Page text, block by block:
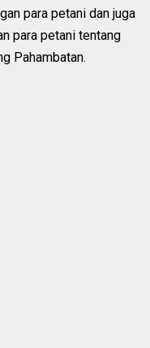
para petani dan juga
para petani tentang
Pahambatan.